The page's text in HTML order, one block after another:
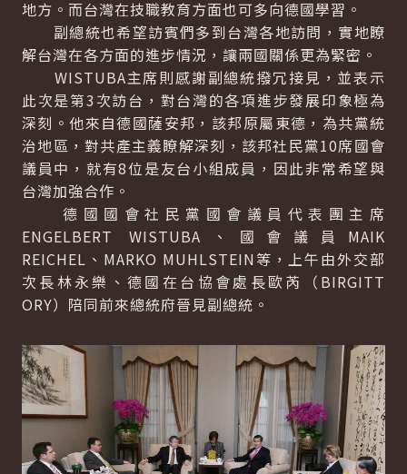
地方。而台灣在技職教育方面也可多向德國學習。
副總統也希望訪賓們多到台灣各地訪問，實地瞭
解台灣在各方面的進步情況，讓兩國關係更為緊密。
WISTUBA主席則感謝副總統撥冗接見，並表示
此次是第3次訪台，對台灣的各項進步發展印象極為
深刻。他來自德國薩安邦，該邦原屬東德，為共黨統
治地區，對共產主義瞭解深刻，該邦社民黨10席國會
議員中，就有8位是友台小組成員，因此非常希望與
台灣加強合作。
德國國會社民黨國會議員代表團主席
ENGELBERT WISTUBA、國會議員MAIK
REICHEL、MARKO MUHLSTEIN等，上午由外交部
次長林永樂、德國在台協會處長歐芮（BIRGITT
ORY）陪同前來總統府晉見副總統。